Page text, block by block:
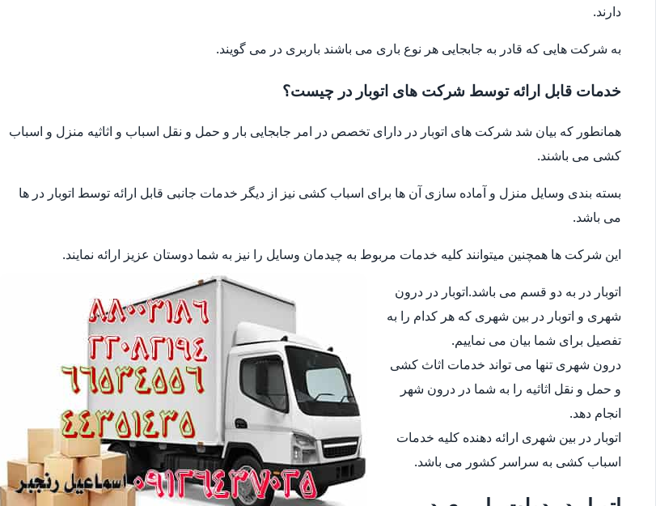
دارند.
به شرکت هایی که قادر به جابجایی هر نوع باری می باشند باربری در می گویند.
خدمات قابل ارائه توسط شرکت های اتوبار در چیست؟
همانطور که بیان شد شرکت های اتوبار در دارای تخصص در امر جابجایی بار و حمل و نقل اسباب و اثاثیه منزل و اسباب
کشی می باشند.
بسته بندی وسایل منزل و آماده سازی آن ها برای اسباب کشی نیز از دیگر خدمات جانبی قابل ارائه توسط اتوبار در ها
می باشد.
این شرکت ها همچنین میتوانند کلیه خدمات مربوط به چیدمان وسایل را نیز به شما دوستان عزیز ارائه نمایند.
اتوبار در به دو قسم می باشد.اتوبار در درون
شهری و اتوبار در بین شهری که هر کدام را به
تفصیل برای شما بیان می نماییم.
درون شهری تنها می تواند خدمات اثاث کشی
و حمل و نقل اثاثیه را به شما در درون شهر
انجام دهد.
اتوبار در بین شهری ارائه دهنده کلیه خدمات
اسباب کشی به سراسر کشور می باشد.